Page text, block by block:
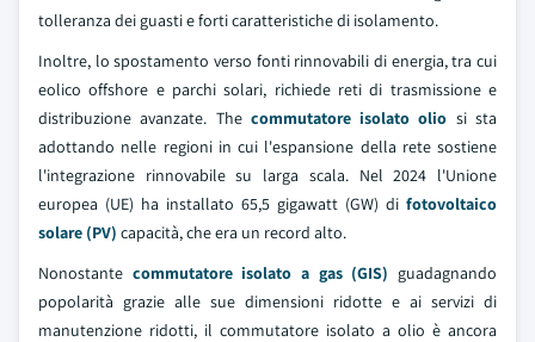
tolleranza dei guasti e forti caratteristiche di isolamento.
Inoltre, lo spostamento verso fonti rinnovabili di energia, tra cui
eolico offshore e parchi solari, richiede reti di trasmissione e
distribuzione avanzate. The commutatore isolato olio si sta
adottando nelle regioni in cui l'espansione della rete sostiene
l'integrazione rinnovabile su larga scala. Nel 2024 l'Unione
europea (UE) ha installato 65,5 gigawatt (GW) di fotovoltaico
solare (PV) capacità, che era un record alto.
Nonostante commutatore isolato a gas (GIS) guadagnando
popolarità grazie alle sue dimensioni ridotte e ai servizi di
manutenzione ridotti, il commutatore isolato a olio è ancora